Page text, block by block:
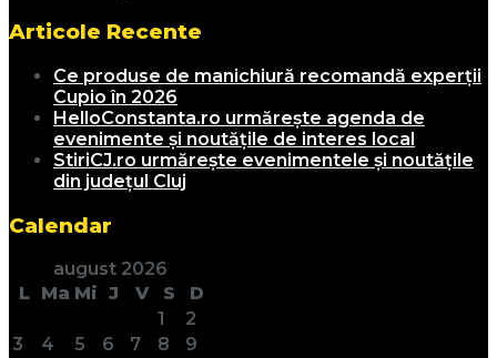
Articole Recente
Ce produse de manichiură recomandă experții
Cupio în 2026
HelloConstanta.ro urmărește agenda de
evenimente și noutățile de interes local
StiriCJ.ro urmărește evenimentele și noutățile
din județul Cluj
Calendar
august 2026
L Ma Mi J V S
D
1
2
3
4 5 6 7 8
9